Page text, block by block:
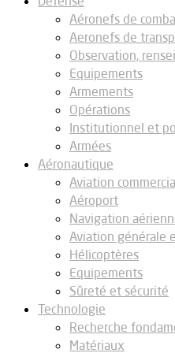
Aéronefs de
Aeronefs de
Observation,
Equipements
Armements
Opérations
Institutionnel et
Armées
Aéronautique
Aviation
Aéroport
Navigation
Aviation générale
Hélicoptères
Equipements
Sûreté et sécurité
Technologie
Recherche
Matériaux